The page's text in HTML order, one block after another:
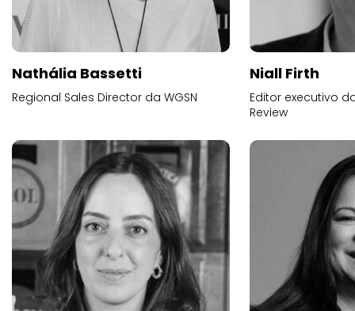
Nathália Bassetti
Regional Sales Director da WGSN
Niall Firth
Editor executivo
Review